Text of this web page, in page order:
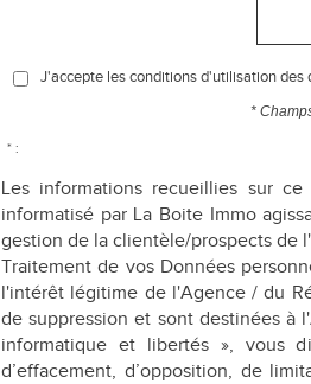
J'accepte les conditions d'utilisation des
*
* :
Les informations recueillies sur
informatisé par La Boite Immo
gestion de la clientèle/prospects de
Traitement de vos Données
l'intérêt légitime de l'Agence / du
de suppression et sont destinées à
informatique et libertés », vous
d’effacement, d’opposition, de